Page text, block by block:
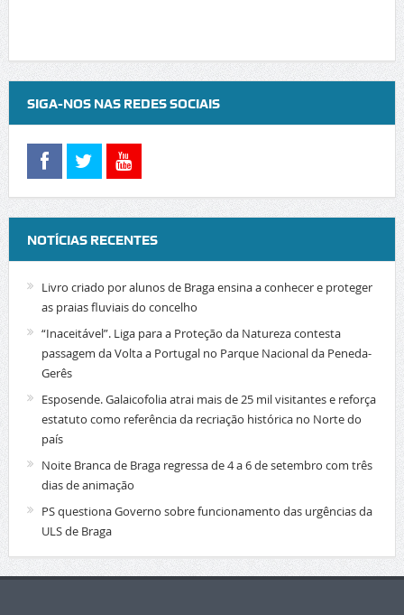
SIGA-NOS NAS REDES SOCIAIS
NOTÍCIAS RECENTES
Livro criado por alunos de Braga ensina a conhecer e proteger
as praias fluviais do concelho
“Inaceitável”. Liga para a Proteção da Natureza contesta
passagem da Volta a Portugal no Parque Nacional da Peneda-
Gerês
Esposende. Galaicofolia atrai mais de 25 mil visitantes e reforça
estatuto como referência da recriação histórica no Norte do
país
Noite Branca de Braga regressa de 4 a 6 de setembro com três
dias de animação
PS questiona Governo sobre funcionamento das urgências da
ULS de Braga